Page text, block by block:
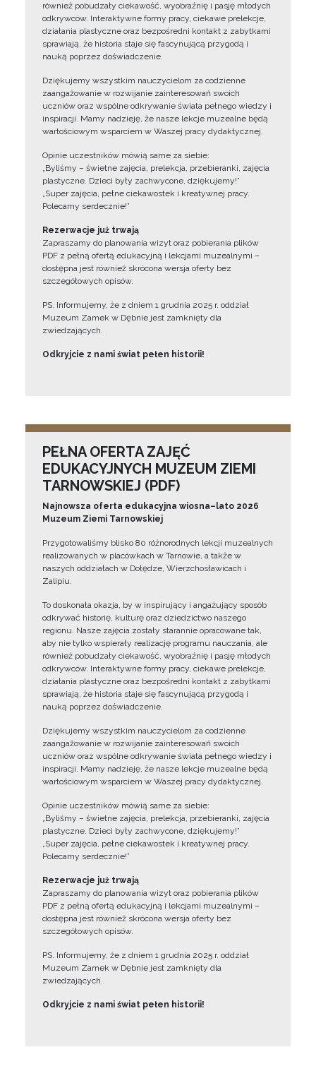
również pobudzały ciekawość, wyobraźnię i pasję młodych
odkrywców. Interaktywne formy pracy, ciekawe prelekcje,
działania plastyczne oraz bezpośredni kontakt z zabytkami
sprawiają, że historia staje się fascynującą przygodą i
nauką poprzez doświadczenie.
Dziękujemy wszystkim nauczycielom za codzienne
zaangażowanie w rozwijanie zainteresowań swoich
uczniów oraz wspólne odkrywanie świata pełnego wiedzy i
inspiracji. Mamy nadzieję, że nasze lekcje muzealne będą
wartościowym wsparciem w Waszej pracy dydaktycznej.
Opinie uczestników mówią same za siebie:
„Byliśmy – świetne zajęcia, prelekcja, przebieranki, zajęcia
plastyczne. Dzieci były zachwycone, dziękujemy!”
„Super zajęcia, pełne ciekawostek i kreatywnej pracy.
Polecamy serdecznie!”
Rezerwacje już trwają
Zapraszamy do planowania wizyt oraz pobierania plików
PDF z pełną ofertą edukacyjną i lekcjami muzealnymi –
dostępna jest również skrócona wersja oferty bez
szczegółowych opisów.
PS. Informujemy, że z dniem 1 grudnia 2025 r. oddział
Muzeum Zamek w Dębnie jest zamknięty dla
zwiedzających.
Odkryjcie z nami świat pełen historii!
PEŁNA OFERTA ZAJĘĆ
EDUKACYJNYCH MUZEUM ZIEMI
TARNOWSKIEJ (PDF)
Najnowsza oferta edukacyjna wiosna–lato 2026
Muzeum Ziemi Tarnowskiej
Przygotowaliśmy blisko 80 różnorodnych lekcji muzealnych
realizowanych w placówkach w Tarnowie, a także w
naszych oddziałach w Dołędze, Wierzchosławicach i
Zalipiu.
To doskonała okazja, by w inspirujący i angażujący sposób
odkrywać historię, kulturę oraz dziedzictwo naszego
regionu. Nasze zajęcia zostały starannie opracowane tak,
aby nie tylko wspierały realizację programu nauczania, ale
również pobudzały ciekawość, wyobraźnię i pasję młodych
odkrywców. Interaktywne formy pracy, ciekawe prelekcje,
działania plastyczne oraz bezpośredni kontakt z zabytkami
sprawiają, że historia staje się fascynującą przygodą i
nauką poprzez doświadczenie.
Dziękujemy wszystkim nauczycielom za codzienne
zaangażowanie w rozwijanie zainteresowań swoich
uczniów oraz wspólne odkrywanie świata pełnego wiedzy i
inspiracji. Mamy nadzieję, że nasze lekcje muzealne będą
wartościowym wsparciem w Waszej pracy dydaktycznej.
Opinie uczestników mówią same za siebie:
„Byliśmy – świetne zajęcia, prelekcja, przebieranki, zajęcia
plastyczne. Dzieci były zachwycone, dziękujemy!”
„Super zajęcia, pełne ciekawostek i kreatywnej pracy.
Polecamy serdecznie!”
Rezerwacje już trwają
Zapraszamy do planowania wizyt oraz pobierania plików
PDF z pełną ofertą edukacyjną i lekcjami muzealnymi –
dostępna jest również skrócona wersja oferty bez
szczegółowych opisów.
PS. Informujemy, że z dniem 1 grudnia 2025 r. oddział
Muzeum Zamek w Dębnie jest zamknięty dla
zwiedzających.
Odkryjcie z nami świat pełen historii!